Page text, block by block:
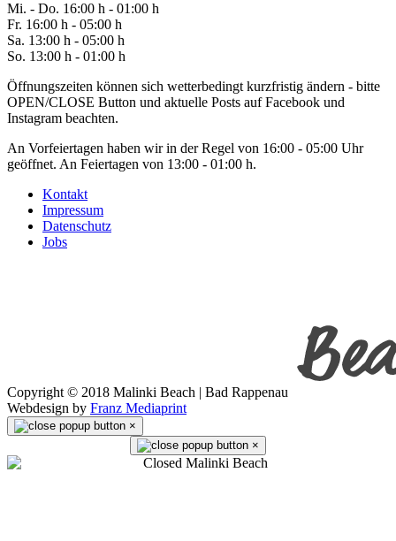
Mi. - Do. 16:00 h - 01:00 h
Fr. 16:00 h - 05:00 h
Sa. 13:00 h - 05:00 h
So. 13:00 h - 01:00 h
Öffnungszeiten können sich wetterbedingt kurzfristig ändern - bitte
OPEN/CLOSE Button und aktuelle Posts auf Facebook und
Instagram beachten.
An Vorfeiertagen haben wir in der Regel von 16:00 - 05:00 Uhr
geöffnet. An Feiertagen von 13:00 - 01:00 h.
Kontakt
Impressum
Datenschutz
Jobs
Copyright © 2018 Malinki Beach | Bad Rappenau
Webdesign by Franz Mediaprint
×
×